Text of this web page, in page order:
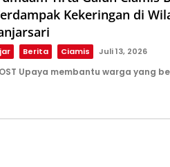
Kekeringan di
Berita Ciamis Juli 13, 2026
Upaya membantu warga yang